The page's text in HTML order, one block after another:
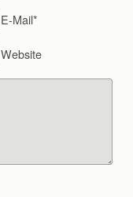
E-Mail*
Website